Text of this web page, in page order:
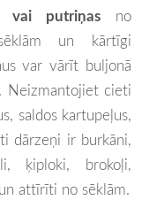
vai putriņasno
un kārtīgi
var vārīt buljonā
Neizmantojiet cieti
saldos kartupeļus,
dārzeņi ir burkāni,
ķiploki, brokoļi,
attīrīti no sēklām.